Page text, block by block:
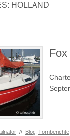
HOLLAND
Fox
// Blog Törnberichte